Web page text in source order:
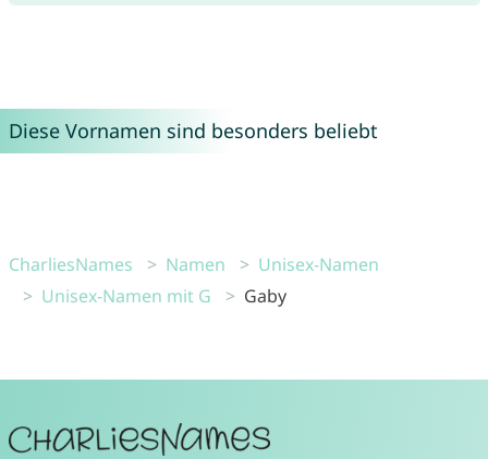
Diese Vornamen sind besonders beliebt
CharliesNames Namen
Unisex-Namen
Unisex-Namen mit G
Gaby